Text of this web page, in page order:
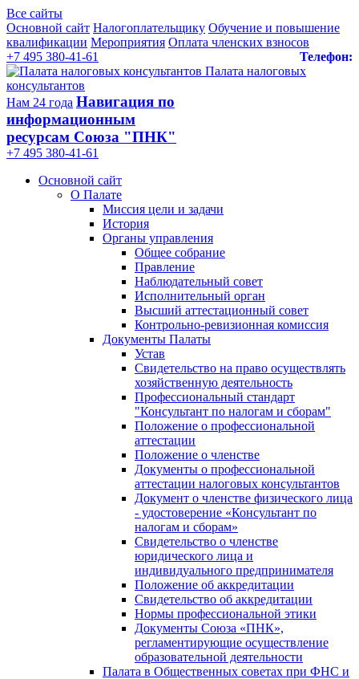
Все сайты
Основной сайт Налогоплательщику Обучение и повышение
квалификации Мероприятия Оплата членских взносов
Телефон:
+7 495 380-41-61
Палата налоговых
консультантов
Нам 24 года Навигация по
информационным
ресурсам Союза "ПНК"
+7 495 380‑41‑61
Основной сайт
О Палате
Миссия цели и задачи
История
Органы управления
Общее собрание
Правление
Наблюдательный совет
Исполнительный орган
Высший аттестационный совет
Контрольно-ревизионная комиссия
Документы Палаты
Устав
Свидетельство на право осуществлять
хозяйственную деятельность
Профессиональный стандарт
"Консультант по налогам и сборам"
Положение о профессиональной
аттестации
Положение о членстве
Документы о профессиональной
аттестации налоговых консультантов
Документ о членстве физического лица
- удостоверение «Консультант по
налогам и сборам»
Свидетельство о членстве
юридического лица и
индивидуального предпринимателя
Положение об аккредитации
Свидетельство об аккредитации
Нормы профессиональной этики
Документы Союза «ПНК»,
регламентирующие осуществление
образовательной деятельности
Палата в Общественных советах при ФНС и